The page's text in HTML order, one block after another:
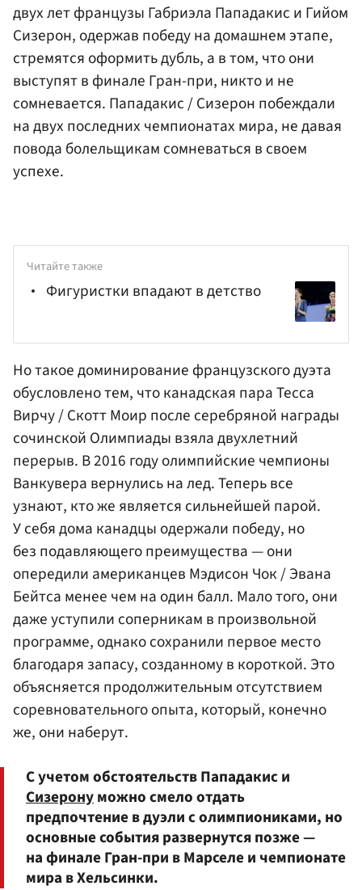
двух лет французы Габриэла Пападакис и Гийом
Сизерон, одержав победу на домашнем этапе,
стремятся оформить дубль, а в том, что они
выступят в финале Гран-при, никто и не
сомневается. Пападакис / Сизерон побеждали
на двух последних чемпионатах мира, не давая
повода болельщикам сомневаться в своем
успехе.
Читайте также
Фигуристки впадают в детство
Но такое доминирование французского дуэта
обусловлено тем, что канадская параТесса
Вирчу/Скотт Моир после серебряной награды
сочинской Олимпиады взяла двухлетний
перерыв. В 2016 году олимпийские чемпионы
Ванкувера вернулись на лед. Теперь все
узнают, кто же является сильнейшей парой.
У себя дома канадцы одержали победу, но
без подавляющего преимущества — они
опередили американцев Мэдисон Чок /Эвана
Бейтса менее чем на один балл. Мало того, они
даже уступили соперникам в произвольной
программе, однако сохранили первое место
благодаря запасу, созданному в короткой. Это
объясняется продолжительным отсутствием
соревновательного опыта, который, конечно
же, они наберут.
С учетом обстоятельств Пападакис и
Сизеронуможно смело отдать
предпочтение в дуэли с олимпиониками, но
основные события развернутся позже —
на финале Гран-при в Марселе и чемпионате
мира в Хельсинки.